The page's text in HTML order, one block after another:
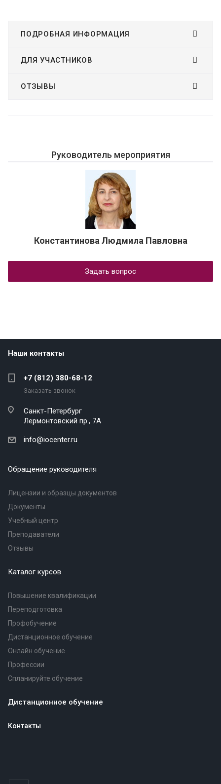
ПОДРОБНАЯ ИНФОРМАЦИЯ
ДЛЯ УЧАСТНИКОВ
ОТЗЫВЫ
Руководитель мероприятия
Константинова Людмила Павловна
Задать вопрос
Наши контакты
+7 (812) 380-68-12
Заказать звонок
Санкт-Петербург
Лермонтовский пр., 7А
info@iocenter.ru
Обращение руководителя
Лицензии и образцы документов
Документы
Учебный центр
Преподаватели
Отзывы
Каталог курсов
Повышение квалификации
Переподготовка
Профобучение
Дистанционное обучение
Онлайн обучение
Профессии
Спланируйте обучение
Дистанционное обучение
Контакты